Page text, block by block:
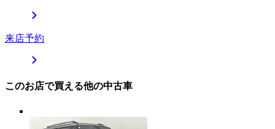
来店予約
このお店で買える他の中古車